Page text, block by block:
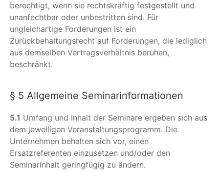
berechtigt, wenn sie rechtskräftig festgestellt und
unanfechtbar oder unbestritten sind. Für
ungleichartige Forderungen ist ein
Zurückbehaltungsrecht auf Forderungen, die lediglich
aus demselben Vertragsverhältnis beruhen,
beschränkt.
§ 5 Allgemeine Seminarinformationen
5.1 Umfang und Inhalt der Seminare ergeben sich aus
dem jeweiligen Veranstaltungsprogramm. Die
Unternehmen behalten sich vor, einen
Ersatzreferenten einzusetzen und/oder den
Seminarinhalt geringfügig zu ändern.